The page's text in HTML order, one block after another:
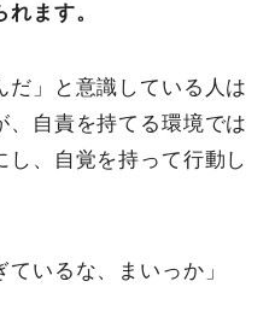
ます。
だ」と意識している人は
、自責を持てる環境では
し、自覚を持って行動し
ているな、まいっか」